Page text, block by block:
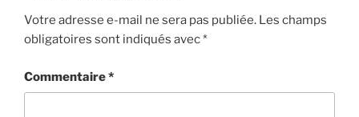
Votre adresse e-mail ne sera pas publiée. Les champs
obligatoires sont indiqués avec*
Commentaire*